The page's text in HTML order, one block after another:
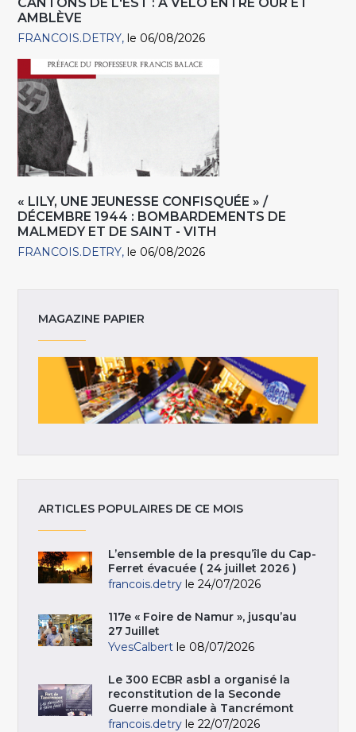
AMBLÈVE
FRANCOIS.DETRY le 06/08/2026
« LILY, UNE JEUNESSE CONFISQUÉE » /
DÉCEMBRE 1944 : BOMBARDEMENTS DE
MALMEDY ET DE SAINT - VITH
FRANCOIS.DETRY le 06/08/2026
MAGAZINE PAPIER
ARTICLES POPULAIRES DE CE MOIS
L’ensemble de la presqu’île du Cap-
Ferret évacuée ( 24 juillet 2026 )
francois.detry le 24/07/2026
117e « Foire de Namur », jusqu’au
27 Juillet
YvesCalbert le 08/07/2026
Le 300 ECBR asbl a organisé la
reconstitution de la Seconde
Guerre mondiale à Tancrémont
francois.detry le 22/07/2026